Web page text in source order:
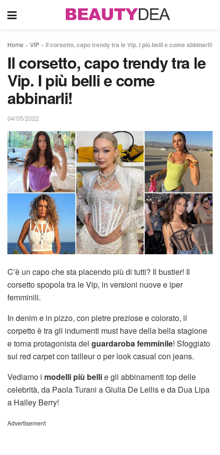
Home » VIP » Il corsetto, capo trendy tra le Vip. I più belli e come abbinarli!
Il corsetto, capo trendy tra le
Vip. I più belli e come
abbinarli!
04/05/2022
C’è un capo che sta piacendo più di tutti? Il bustier! Il
corsetto spopola tra le Vip, in versioni nuove e iper
femminili.
In denim e in pizzo, con pietre preziose e colorato, il
corpetto è tra gli indumenti must have della bella stagione
e torna protagonista del guardaroba femminile! Sfoggiato
sui red carpet con tailleur o per look casual con jeans.
Vediamo i modelli più bellie gli abbinamenti top delle
celebrità, da Paola Turani a Giulia De Lellis e da Dua Lipa
a Halley Berry!
Advertisement